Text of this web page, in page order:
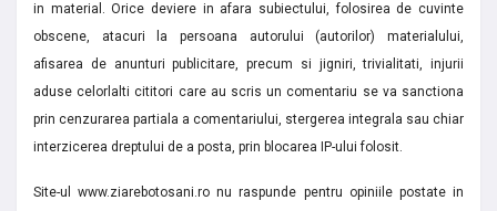
in material. Orice deviere in afara subiectului, folosirea de cuvinte
obscene, atacuri la persoana autorului (autorilor) materialului,
afisarea de anunturi publicitare, precum si jigniri, trivialitati, injurii
aduse celorlalti cititori care au scris un comentariu se va sanctiona
prin cenzurarea partiala a comentariului, stergerea integrala sau chiar
interzicerea dreptului de a posta, prin blocarea IP-ului folosit.
Site-ul www.ziarebotosani.ro nu raspunde pentru opiniile postate in